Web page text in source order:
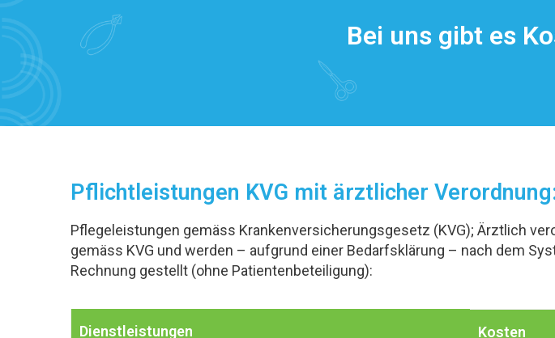
Bei uns gibt es
Pflichtleistungen KVG mit ärztlicher
Pflegeleistungen gemäss Krankenversicherungsgesetz (KVG); Ärztlich
gemäss KVG und werden – aufgrund einer Bedarfsklärung – nach dem
Rechnung gestellt (ohne Patientenbeteiligung):
Dienstleistungen Kosten